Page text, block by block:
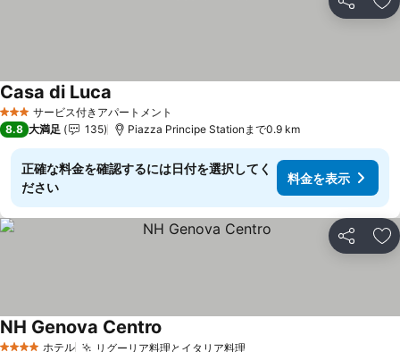
シェア お
3 ホテルのランク
サービス付きアパートメント
Casa di Luca
8.8 大満足 135 Piazza Principe Stationまで0.9 km
正確な料金を確認するには日付を選択してく
ださい
料金を表示
シェア お
ホテル リグーリア料理とイタリア料理
NH Genova Centro